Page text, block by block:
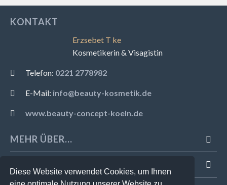
Diese Website verwendet Cookies, um Ihnen
KONTAKT
Erzsebet T ke
Kosmetikerin & Visagistin
Telefon: 0221 2778982
E-Mail: info@beauty-kosmetik.de
www.beauty-concept-koeln.de
MEHR ÜBER...